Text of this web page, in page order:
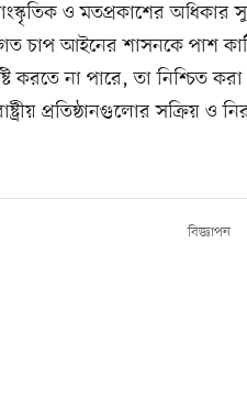
ও মতপ্রকাশের অধিকার
চাপ আইনের শাসনকে পাশ
করতে না পারে, তা নিশ্চিত
প্রতিষ্ঠানগুলোর সক্রিয় ও
বিজ্ঞাপন